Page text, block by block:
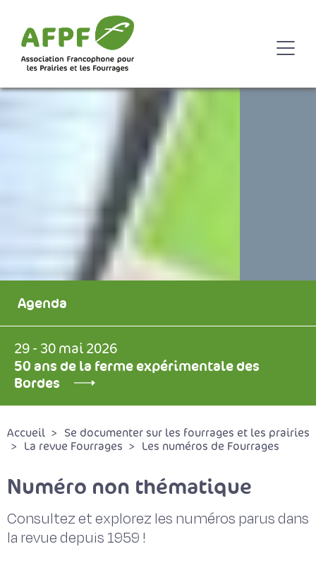
Agenda
29 - 30 mai 2026
50 ans de la ferme expérimentale des
Bordes
Accueil
Se documenter sur les fourrages et les prairies
La revue Fourrages
Les numéros de Fourrages
Numéro non thématique
Consultez et explorez les numéros parus dans
la revue depuis 1959 !